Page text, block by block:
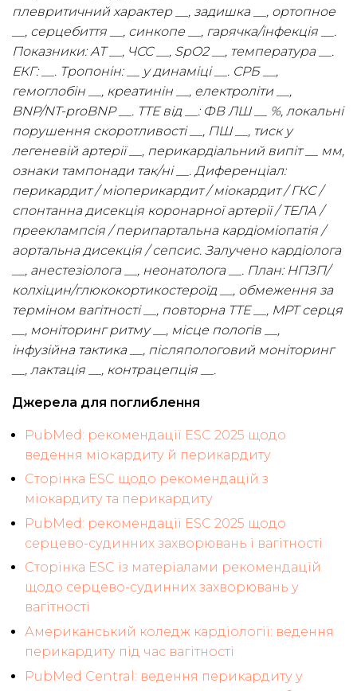
плевритичний характер __, задишка __, ортопное
__, серцебиття __, синкопе __, гарячка/інфекція __.
Показники: АТ __, ЧСС __, SpO2 __, температура __.
ЕКГ: __. Тропонін: __ у динаміці __. СРБ __,
гемоглобін __, креатинін __, електроліти __,
BNP/NT-proBNP __. ТТЕ від __: ФВ ЛШ __ %, локальні
порушення скоротливості __, ПШ __, тиск у
легеневій артерії __, перикардіальний випіт __ мм,
ознаки тампонади так/ні __. Диференціал:
перикардит / міоперикардит / міокардит / ГКС /
спонтанна дисекція коронарної артерії / ТЕЛА /
прееклампсія / перипартальна кардіоміопатія /
аортальна дисекція / сепсис. Залучено кардіолога
__, анестезіолога __, неонатолога __. План: НПЗП/
колхіцин/глюкокортикостероїд __, обмеження за
терміном вагітності __, повторна ТТЕ __, МРТ серця
__, моніторинг ритму __, місце пологів __,
інфузійна тактика __, післяпологовий моніторинг
__, лактація __, контрацепція __.
Джерела для поглиблення
PubMed: рекомендації ESC 2025 щодо
ведення міокардиту й перикардиту
Сторінка ESC щодо рекомендацій з
міокардиту та перикардиту
PubMed: рекомендації ESC 2025 щодо
серцево-судинних захворювань і вагітності
Сторінка ESC із матеріалами рекомендацій
щодо серцево-судинних захворювань у
вагітності
Американський коледж кардіології: ведення
перикардиту під час вагітності
PubMed Central: ведення перикардиту у